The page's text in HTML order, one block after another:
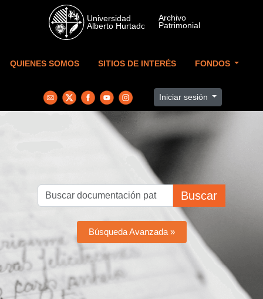
Skip to main content
QUIENES SOMOS SITIOS DE INTERÉS FONDOS
Iniciar sesión
Buscar
Búsqueda Avanzada »